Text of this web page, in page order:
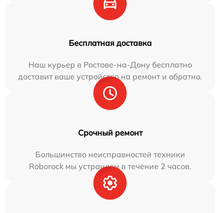
Бесплатная доставка
Наш курьер в Ростове-на-Дону бесплатно
доставит ваше устройство на ремонт и обратно.
Срочный ремонт
Большинство неисправностей техники
Roborock мы устраняем в течение 2 часов.